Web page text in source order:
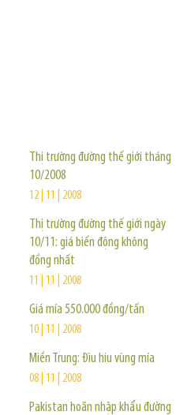
Thị trường đường thế giới tháng
10/2008
12 | 11 | 2008
Thị trường đường thế giới ngày
10/11: giá biến động không
đồng nhất
11 | 11 | 2008
Giá mía 550.000 đồng/tấn
10 | 11 | 2008
Miền Trung: Đìu hiu vùng mía
08 | 11 | 2008
Pakistan hoãn nhập khẩu đường